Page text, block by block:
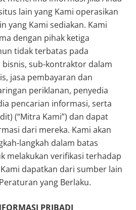
lain yang Kami operasikan
yang Kami sediakan. Kami
dengan pihak ketiga
tidak terbatas pada
sub-kontraktor dalam
jasa pembayaran dan
periklanan, penyedia
pencarian informasi, serta
(“Mitra Kami”) dan dapat
dari mereka. Kami akan
langkah dalam batas
melakukan verifikasi terhadap
dapatkan dari sumber lain
yang Berlaku.
PRIBADI